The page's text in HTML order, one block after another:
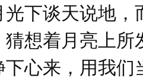
光下谈天说地
想着月亮上所
心来，用我们